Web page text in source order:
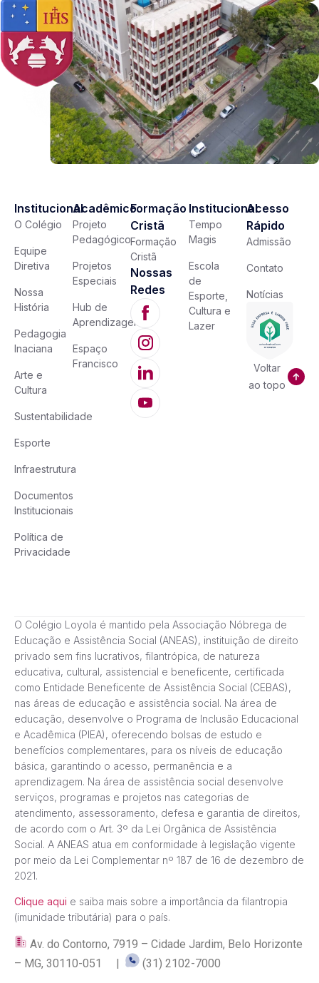
Institucional
O Colégio
Equipe
Diretiva
Nossa
História
Pedagogia
Inaciana
Arte e
Cultura
Sustentabilidade
Esporte
Infraestrutura
Documentos
Institucionais
Política de
Privacidade
Acadêmico
Projeto
Pedagógico
Projetos
Especiais
Hub de
Aprendizagem
Espaço
Francisco
Formação
Cristã
Formação
Cristã
Nossas
Redes
Institucional
Tempo
Magis
Escola
de
Esporte,
Cultura e
Lazer
Acesso
Rápido
Admissão
Contato
Notícias
Voltar
ao topo
O Colégio Loyola é mantido pela Associação Nóbrega de
Educação e Assistência Social (ANEAS), instituição de direito
privado sem fins lucrativos, filantrópica, de natureza
educativa, cultural, assistencial e beneficente, certificada
como Entidade Beneficente de Assistência Social (CEBAS),
nas áreas de educação e assistência social. Na área de
educação, desenvolve o Programa de Inclusão Educacional
e Acadêmica (PIEA), oferecendo bolsas de estudo e
benefícios complementares, para os níveis de educação
básica, garantindo o acesso, permanência e a
aprendizagem. Na área de assistência social desenvolve
serviços, programas e projetos nas categorias de
atendimento, assessoramento, defesa e garantia de direitos,
de acordo com o Art. 3º da Lei Orgânica de Assistência
Social. A ANEAS atua em conformidade à legislação vigente
por meio da Lei Complementar nº 187 de 16 de dezembro de
2021.
Clique aqui e saiba mais sobre a importância da filantropia
(imunidade tributária) para o país.
Av. do Contorno, 7919 – Cidade Jardim, Belo Horizonte
– MG, 30110-051 |
(31) 2102-7000